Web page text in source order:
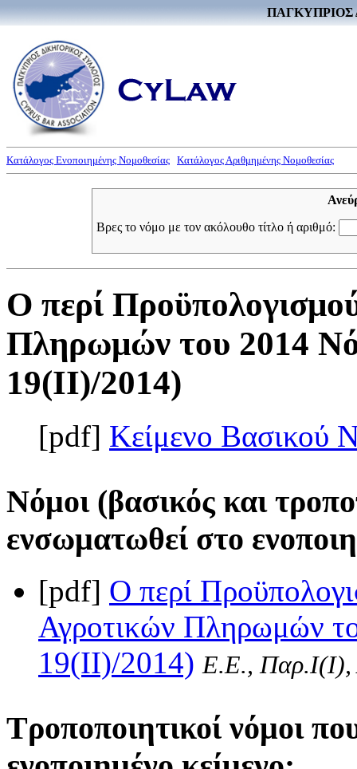
ΠΑΓΚΥΠΡΙΟΣ
Κατάλογος Ενοποιημένης Νομοθεσίας Κατάλογος Αριθμημένης Νομοθεσίας
Βρες το νόμο με τον ακόλουθο τίτλο ή αριθμό:
Ο περί
Πληρωμών του 2014
19(II)/2014)
[pdf] Κείμενο Βασικού
Νόμοι (βασικός και
ενσωματωθεί στο
[pdf] Ο περί
Αγροτικών Πληρωμών
19(II)/2014) Ε.Ε., Παρ.Ι(I),
Τροποποιητικοί νόμοι